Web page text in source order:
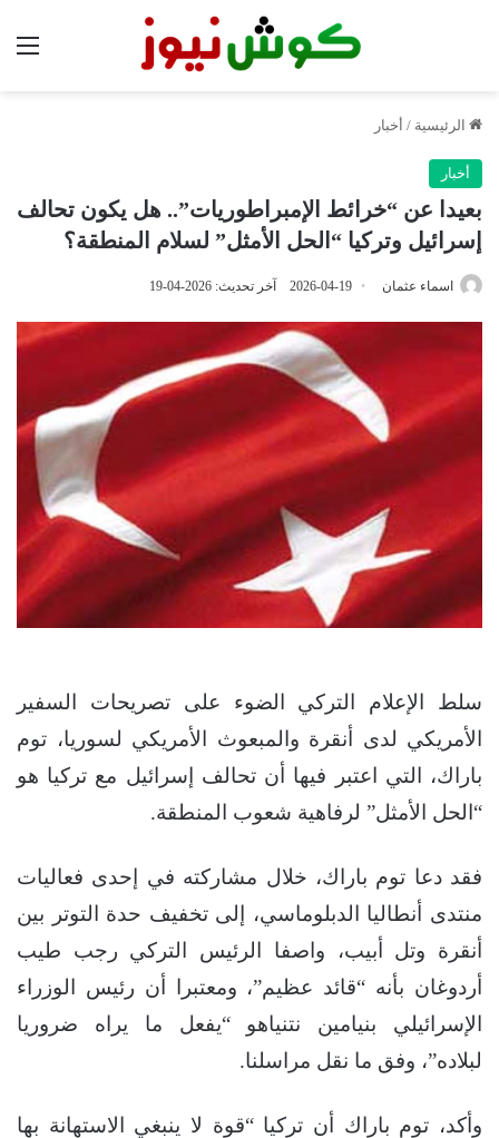
الرئيسية / أخبار
أخبار
بعيدا عن “خرائط الإمبراطوريات”.. هل يكون تحالف
إسرائيل وتركيا “الحل الأمثل” لسلام المنطقة؟
اسماء عثمان 2026-04-19 آخر تحديث: 2026-04-19
سلط الإعلام التركي الضوء على تصريحات السفير
الأمريكي لدى أنقرة والمبعوث الأمريكي لسوريا، توم
باراك، التي اعتبر فيها أن تحالف إسرائيل مع تركيا هو
“الحل الأمثل” لرفاهية شعوب المنطقة.
فقد دعا توم باراك، خلال مشاركته في إحدى فعاليات
منتدى أنطاليا الدبلوماسي، إلى تخفيف حدة التوتر بين
أنقرة وتل أبيب، واصفا الرئيس التركي رجب طيب
أردوغان بأنه “قائد عظيم”، ومعتبرا أن رئيس الوزراء
الإسرائيلي بنيامين نتنياهو “يفعل ما يراه ضروريا
لبلاده”، وفق ما نقل مراسلنا.
وأكد، توم باراك أن تركيا “قوة لا ينبغي الاستهانة بها